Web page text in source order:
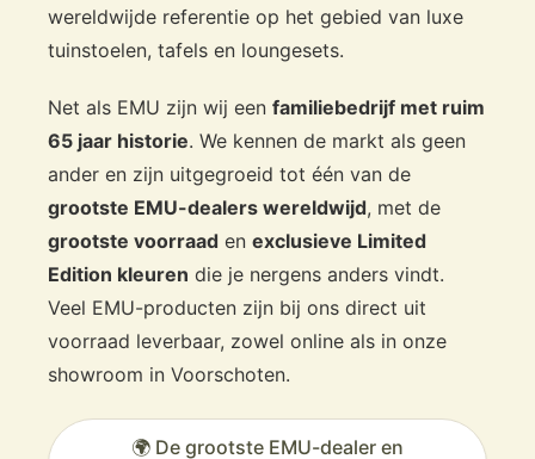
wereldwijde referentie op het gebied van luxe
tuinstoelen, tafels en loungesets.
Net als EMU zijn wij een familiebedrijf met ruim
65 jaar historie. We kennen de markt als geen
ander en zijn uitgegroeid tot één van de
grootste EMU-dealers wereldwijd, met de
grootste voorraad en exclusieve Limited
Edition kleuren die je nergens anders vindt.
Veel EMU-producten zijn bij ons direct uit
voorraad leverbaar, zowel online als in onze
showroom in Voorschoten.
🌍 De grootste EMU-dealer en